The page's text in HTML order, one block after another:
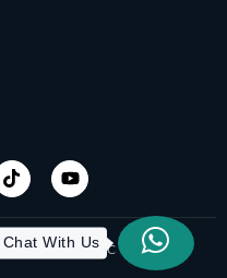
| Designed by ITC
With Us